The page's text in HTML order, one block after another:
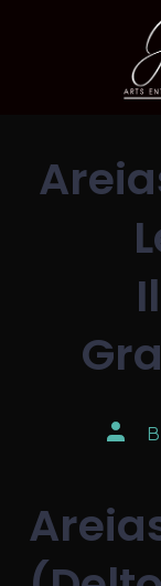
Post